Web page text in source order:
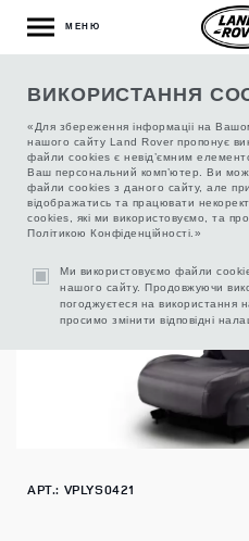
ВИКОРИСТАННЯ
«Для збереження інформаціі на
нашого сайту Land Rover пропонує
файли cookies є невід’ємним
Ваш персональний комп’ютер. Ви
файли cookies з даного сайту, але
відображатись та працювати
cookies, які ми використовуємо, та
Політикою Конфіденційності.»
Ми використовуємо файли
нашого сайту. Продовжуючи
погоджуєтеся на використання
просимо змінити відповідні
МЕНЮ
ПЕРЕДНИЕ
АРТ.: VPLYS0421